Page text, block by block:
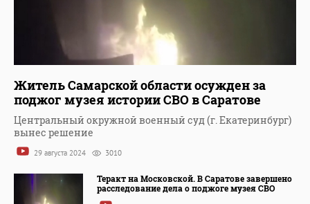
Житель Самарской области осужден за
поджог музея истории СВО в Саратове
Центральный окружной военный суд (г. Екатеринбург)
вынес решение
29 августа 2024 3010
Теракт на Московской. В Саратове завершено
расследование дела о поджоге музея СВО